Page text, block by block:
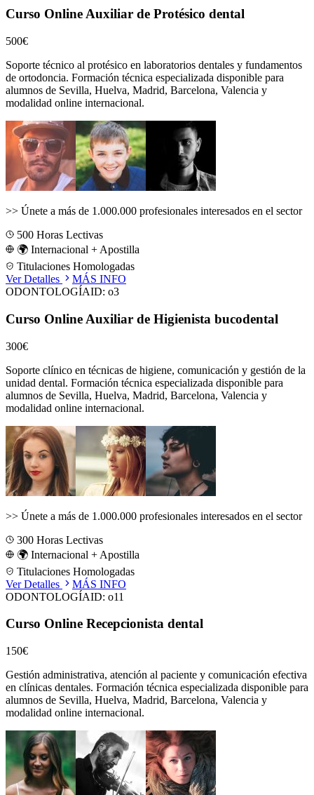
Curso Online Auxiliar de Protésico dental
500€
Soporte técnico al protésico en laboratorios dentales y fundamentos
de ortodoncia. Formación técnica especializada disponible para
alumnos de Sevilla, Huelva, Madrid, Barcelona, Valencia y
modalidad online internacional.
>> Únete a más de 1.000.000 profesionales interesados en el sector
500 Horas Lectivas
🌍 Internacional + Apostilla
Titulaciones Homologadas
Ver Detalles
MÁS INFO
ODONTOLOGÍAID: o3
Curso Online Auxiliar de Higienista bucodental
300€
Soporte clínico en técnicas de higiene, comunicación y gestión de la
unidad dental. Formación técnica especializada disponible para
alumnos de Sevilla, Huelva, Madrid, Barcelona, Valencia y
modalidad online internacional.
>> Únete a más de 1.000.000 profesionales interesados en el sector
300 Horas Lectivas
🌍 Internacional + Apostilla
Titulaciones Homologadas
Ver Detalles
MÁS INFO
ODONTOLOGÍAID: o11
Curso Online Recepcionista dental
150€
Gestión administrativa, atención al paciente y comunicación efectiva
en clínicas dentales. Formación técnica especializada disponible para
alumnos de Sevilla, Huelva, Madrid, Barcelona, Valencia y
modalidad online internacional.